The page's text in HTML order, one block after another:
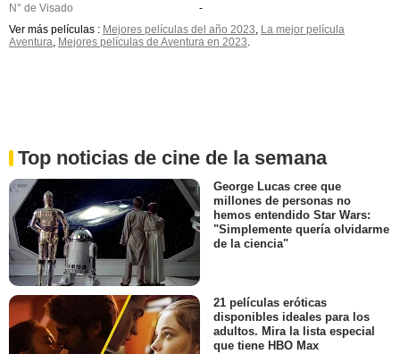
N° de Visado
-
Ver más películas : Mejores películas del año 2023 La mejor película
Aventura Mejores películas de Aventura en 2023
Top noticias de cine de la semana
George Lucas cree que
millones de personas no
hemos entendido Star Wars:
"Simplemente quería olvidarme
de la ciencia"
21 películas eróticas
disponibles ideales para los
adultos. Mira la lista especial
que tiene HBO Max